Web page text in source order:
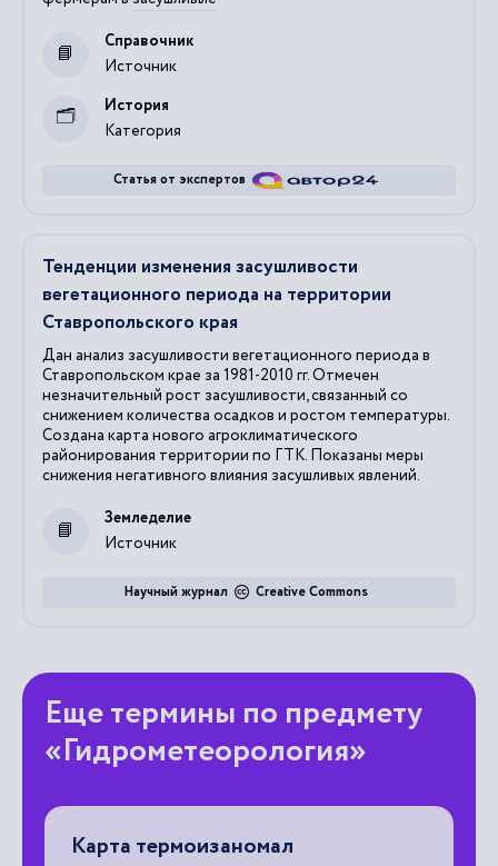
Источник
Справочник
Категория
История
Статья от экспертов
Тенденции изменения засушливости
вегетационного периода на территории
Ставропольского края
Дан анализ засушливости вегетационного периода в
Ставропольском крае за 1981-2010 гг. Отмечен
незначительный рост засушливости, связанный со
снижением количества осадков и ростом температуры.
Создана карта нового агроклиматического
районирования территории по ГТК. Показаны меры
снижения негативного влияния засушливых явлений.
Источник
Земледелие
Creative Commons
Научный журнал
Еще термины по предмету
«Гидрометеорология»
Карта термоизаномал